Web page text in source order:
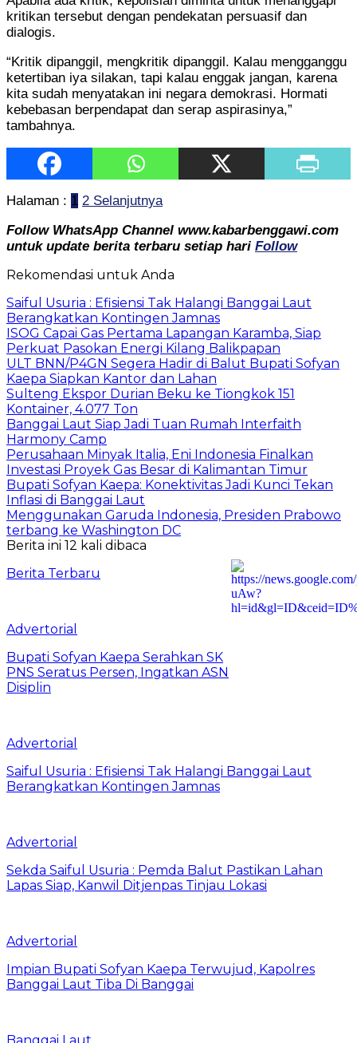
kritikan tersebut dengan pendekatan persuasif dan
dialogis.
“Kritik dipanggil, mengkritik dipanggil. Kalau mengganggu
ketertiban iya silakan, tapi kalau enggak jangan, karena
kita sudah menyatakan ini negara demokrasi. Hormati
kebebasan berpendapat dan serap aspirasinya,”
tambahnya.
Halaman : 1 2 Selanjutnya
Follow WhatsApp Channel www.kabarbenggawi.com
untuk update berita terbaru setiap hari Follow
Rekomendasi untuk Anda
Saiful Usuria : Efisiensi Tak Halangi Banggai Laut
Berangkatkan Kontingen Jamnas
ISOG Capai Gas Pertama Lapangan Karamba, Siap
Perkuat Pasokan Energi Kilang Balikpapan
ULT BNN/P4GN Segera Hadir di Balut Bupati Sofyan
Kaepa Siapkan Kantor dan Lahan
Sulteng Ekspor Durian Beku ke Tiongkok 151
Kontainer, 4.077 Ton
Banggai Laut Siap Jadi Tuan Rumah Interfaith
Harmony Camp
Perusahaan Minyak Italia, Eni Indonesia Finalkan
Investasi Proyek Gas Besar di Kalimantan Timur
Bupati Sofyan Kaepa: Konektivitas Jadi Kunci Tekan
Inflasi di Banggai Laut
Menggunakan Garuda Indonesia, Presiden Prabowo
terbang ke Washington DC
Berita ini 12 kali dibaca
Berita Terbaru
Advertorial
Bupati Sofyan Kaepa Serahkan SK
PNS Seratus Persen, Ingatkan ASN
Disiplin
Advertorial
Saiful Usuria : Efisiensi Tak Halangi Banggai Laut
Berangkatkan Kontingen Jamnas
Advertorial
Sekda Saiful Usuria : Pemda Balut Pastikan Lahan
Lapas Siap, Kanwil Ditjenpas Tinjau Lokasi
Advertorial
Impian Bupati Sofyan Kaepa Terwujud, Kapolres
Banggai Laut Tiba Di Banggai